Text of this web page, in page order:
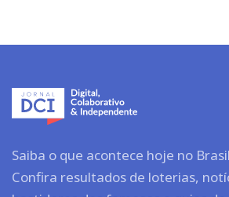
Saiba o que acontece hoje no
Confira resultados de loterias,